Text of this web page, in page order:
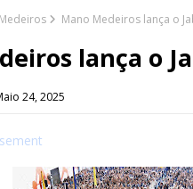
Mano Medeiros lança o
lança o
24, 2025